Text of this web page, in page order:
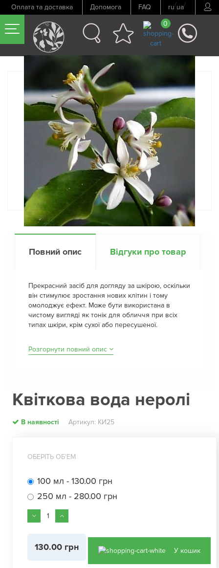
Оплата та доставка Допомога FAQ ru/ua/
0
Попередній товар Наступний товар
Повний опис Відгуки про товар
Прекрасний засіб для догляду за шкірою, оскільки
він стимулює зростання нових клітин і тому
омолоджує ефект. Може бути використана в
чистому вигляді як тонік для обличчя при всіх
типах шкіри, крім сухої або пересушеної.
Розгорнути повний опис
Квіткова вода неролі
В наявності Артикул: КИ25
ОБЕРІТЬ ОБʼЕМ
100 мл - 130.00 грн
250 мл - 280.00 грн
130.00 грн У кошик